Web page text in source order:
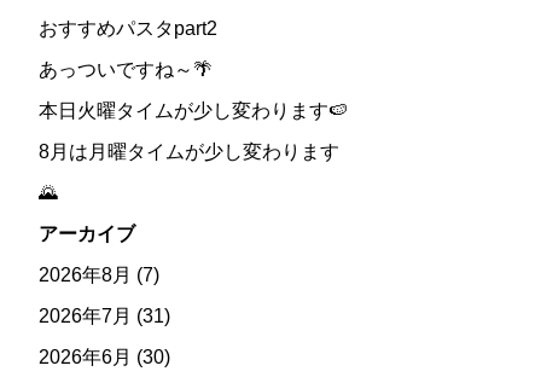
おすすめパスタpart2
あっついですね～🌴
本日火曜タイムが少し変わります🍉
8月は月曜タイムが少し変わります
🌄
アーカイブ
2026年8月 (7)
2026年7月 (31)
2026年6月 (30)